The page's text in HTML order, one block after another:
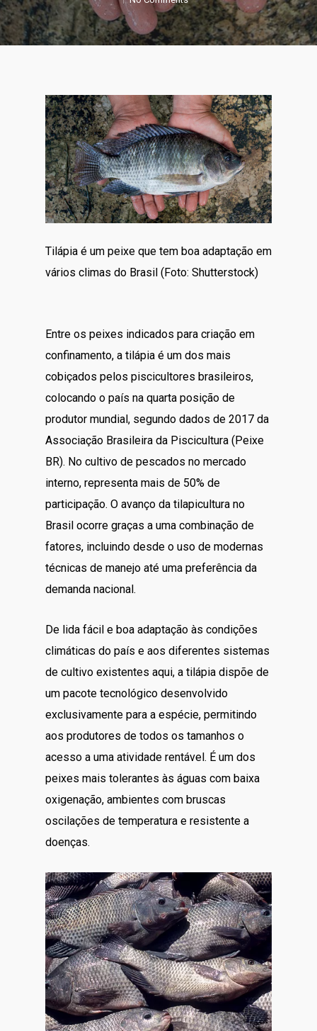
Tilápia é um peixe que tem boa adaptação em
vários climas do Brasil (Foto: Shutterstock)
Entre os peixes indicados para criação em
confinamento, a tilápia é um dos mais
cobiçados pelos piscicultores brasileiros,
colocando o país na quarta posição de
produtor mundial, segundo dados de 2017 da
Associação Brasileira da Piscicultura (Peixe
BR). No cultivo de pescados no mercado
interno, representa mais de 50% de
participação. O avanço da tilapicultura no
Brasil ocorre graças a uma combinação de
fatores, incluindo desde o uso de modernas
técnicas de manejo até uma preferência da
demanda nacional.
De lida fácil e boa adaptação às condições
climáticas do país e aos diferentes sistemas
de cultivo existentes aqui, a tilápia dispõe de
um pacote tecnológico desenvolvido
exclusivamente para a espécie, permitindo
aos produtores de todos os tamanhos o
acesso a uma atividade rentável. É um dos
peixes mais tolerantes às águas com baixa
oxigenação, ambientes com bruscas
oscilações de temperatura e resistente a
doenças.